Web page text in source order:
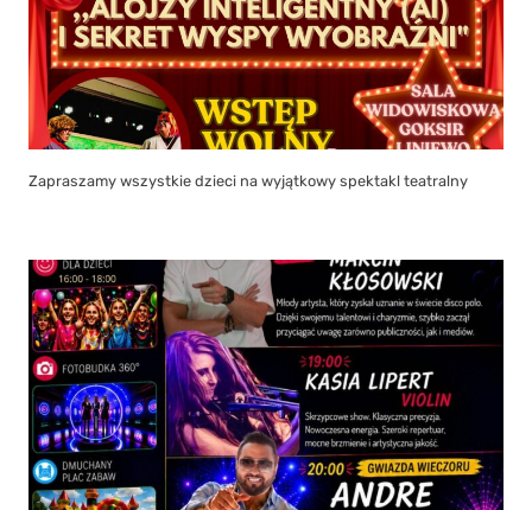
Zapraszamy wszystkie dzieci na wyjątkowy spektakl teatralny